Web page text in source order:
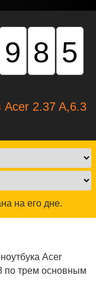
Acer 2.37 A,6.3
на его дне.
Acer
по трем основным